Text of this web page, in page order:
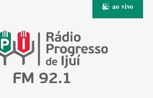
ao vivo